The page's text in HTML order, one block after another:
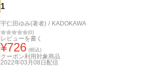
1
宇仁田ゆみ(著者) / KADOKAWA
(0)
レビューを書く
¥726 (税込)
クーポン利用対象商品
2022年03月08日 配信